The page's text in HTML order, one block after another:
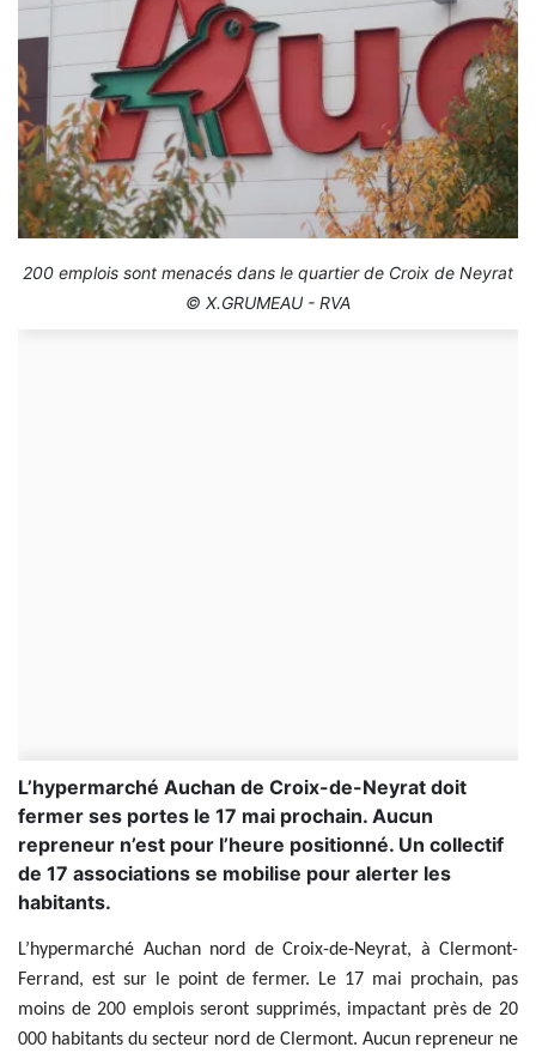
200 emplois sont menacés dans le quartier de Croix de Neyrat
© X.GRUMEAU - RVA
L’hypermarché Auchan de Croix-de-Neyrat doit
fermer ses portes le 17 mai prochain. Aucun
repreneur n’est pour l’heure positionné. Un collectif
de 17 associations se mobilise pour alerter les
habitants.
L’hypermarché Auchan nord de Croix-de-Neyrat, à Clermont-
Ferrand, est sur le point de fermer. Le 17 mai prochain, pas
moins de 200 emplois seront supprimés, impactant près de 20
000 habitants du secteur nord de Clermont. Aucun repreneur ne